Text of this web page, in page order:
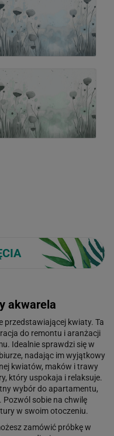
akwarela
przedstawiającej kwiaty. Ta
do remontu i aranżacji
Idealnie sprawdzi się w
nadając im wyjątkowy
kwiatów, maków i trawy
który uspokaja i relaksuje.
wybór do apartamentu,
Pozwól sobie na chwilę
w swoim otoczeniu.
zamówić próbkę w